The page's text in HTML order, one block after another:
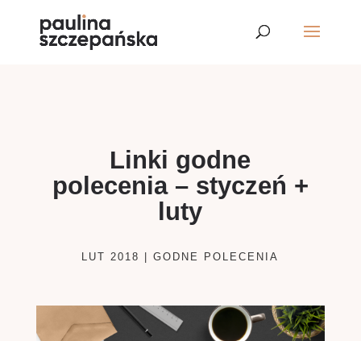
Linki godne
polecenia – styczeń +
luty
LUT 2018 |GODNE POLECENIA